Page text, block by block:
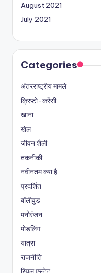
August 2021
July 2021
Categories
अंतरराष्ट्रीय मामले
क्रिप्टो-करेंसी
खाना
खेल
जीवन शैली
तकनीकी
नवीनतम क्या है
प्रदर्शित
बॉलीवुड
मनोरंजन
मोडलिंग
यात्रा
राजनीति